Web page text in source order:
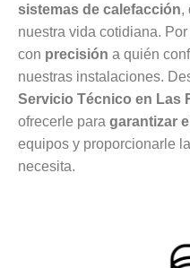
sistemas de calefacción,
nuestra vida cotidiana.
con precisión a quién
nuestras instalaciones.
Servicio Técnico en Las
ofrecerle para garantizar
equipos y proporcionarle la
necesita.